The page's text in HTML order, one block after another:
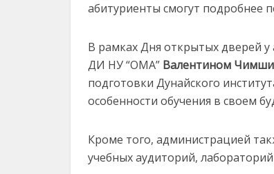
абитуриенты смогут подробнее
В рамках Дня открытых дверей у
ДИ НУ “ОМА” Валентином
подготовки Дунайского
особенности обучения в своем
Кроме того, администрацией
учебных аудиторий,